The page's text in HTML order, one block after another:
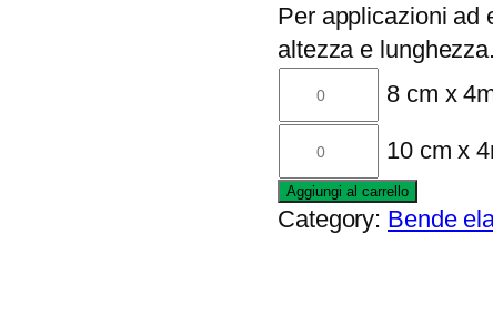
s
c
d
p
Per applicazioni ad
altezza e
TB045-
BENDA
ADESIVA
BIELASTICA
–
8 cm x
TB046
–
BENDA
ADESIVA
10 cm x
Aggiungi al carrello
Category: Bende